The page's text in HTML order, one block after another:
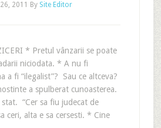
2011 By Site Editor
* Pretul vânzarii se poate
niciodata. * A nu fi
a fi “ilegalist”? Sau ce altceva?
a spulberat cunoasterea.
“Cer sa fiu judecat de
ceri, alta e sa cersesti. * Cine